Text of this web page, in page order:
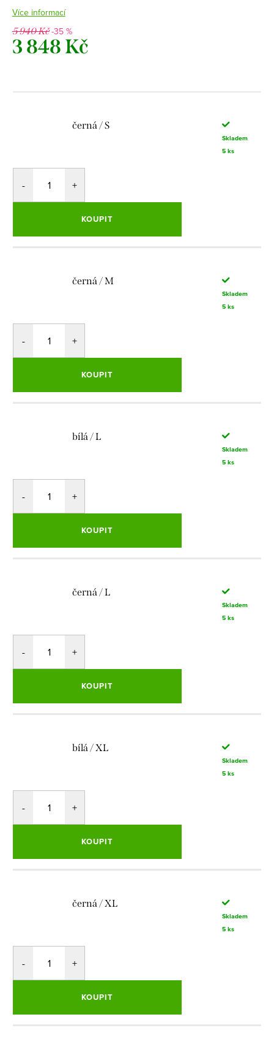
Více informací
5 940 Kč-35 %
3 848 Kč
černá / S
Skladem
5 ks
KOUPIT
černá / M
Skladem
5 ks
KOUPIT
bílá / L
Skladem
5 ks
KOUPIT
černá / L
Skladem
5 ks
KOUPIT
bílá / XL
Skladem
5 ks
KOUPIT
černá / XL
Skladem
5 ks
KOUPIT